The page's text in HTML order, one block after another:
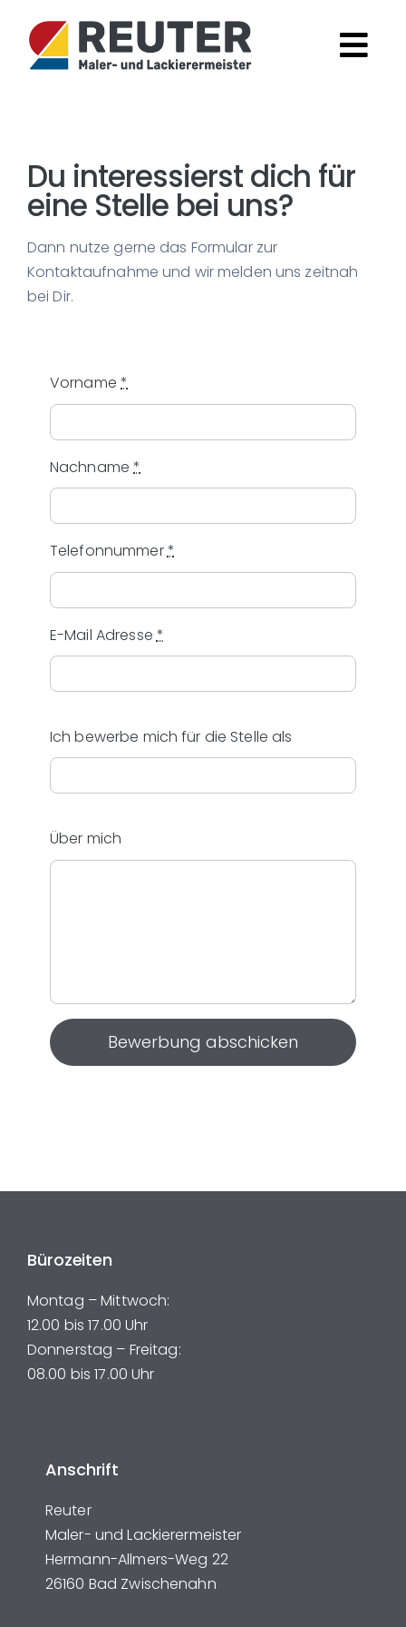
Inhalt
springen
Innenbereich
Außenbereich
Farbberatung
Jobs
Du interessierst dich für
eine Stelle bei uns?
Dann nutze gerne das Formular zur
Kontaktaufnahme und wir melden uns zeitnah
bei Dir.
Vorname *
Nachname*
Telefonnummer*
E-Mail Adresse *
Ich bewerbe mich für die Stelle als
Über mich
Bewerbung abschicken
Anschrift
Reuter
Maler- und Lackierermeister
Hermann-Allmers-Weg 22
26160 Bad Zwischenahn
Bürozeiten
Montag – Mittwoch:
12.00 bis 17.00 Uhr
Donnerstag – Freitag:
08.00 bis 17.00 Uhr